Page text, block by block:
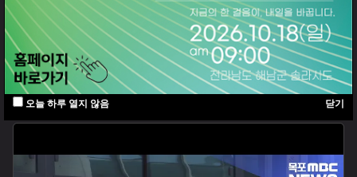
오늘 하루 열지 않음 닫기
건강 하우스 깡있는 아침(재)
주요뉴스 뉴스투데이 뉴스데스크 뉴스다시보기/제보